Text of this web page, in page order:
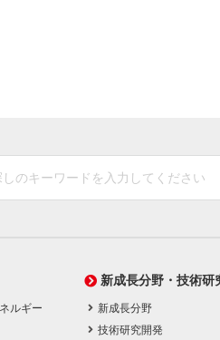
ルギー
新成長分野・技術研
新成長分野
技術研究開発